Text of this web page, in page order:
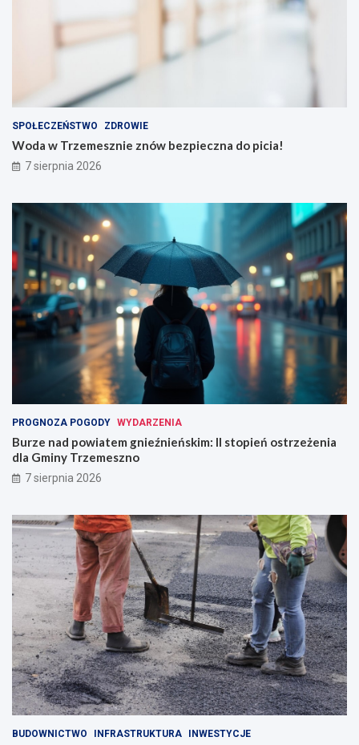
SPOŁECZEŃSTWO ZDROWIE
Woda w Trzemesznie znów bezpieczna do picia!
7 sierpnia 2026
PROGNOZA POGODY WYDARZENIA
Burze nad powiatem gnieźnieńskim: II stopień ostrzeżenia
dla Gminy Trzemeszno
7 sierpnia 2026
BUDOWNICTWO INFRASTRUKTURA INWESTYCJE